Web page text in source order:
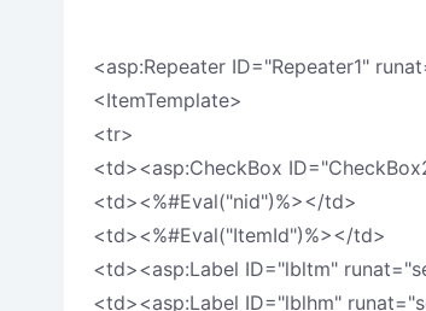
<asp:Repeater ID="Repeater1"
<ItemTemplate>
<tr>
<td><asp:CheckBox
<td><%#Eval("nid")%></td>
<td><%#Eval("ItemId")%></td>
<td><asp:Label ID="lbltm"
<td><asp:Label ID="lblhm"